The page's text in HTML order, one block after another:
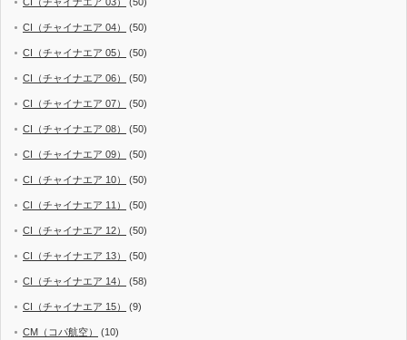
CI（チャイナエア 04） (50)
CI（チャイナエア 05） (50)
CI（チャイナエア 06） (50)
CI（チャイナエア 07） (50)
CI（チャイナエア 08） (50)
CI（チャイナエア 09） (50)
CI（チャイナエア 10） (50)
CI（チャイナエア 11） (50)
CI（チャイナエア 12） (50)
CI（チャイナエア 13） (50)
CI（チャイナエア 14） (58)
CI（チャイナエア 15） (9)
CM（コパ航空） (10)